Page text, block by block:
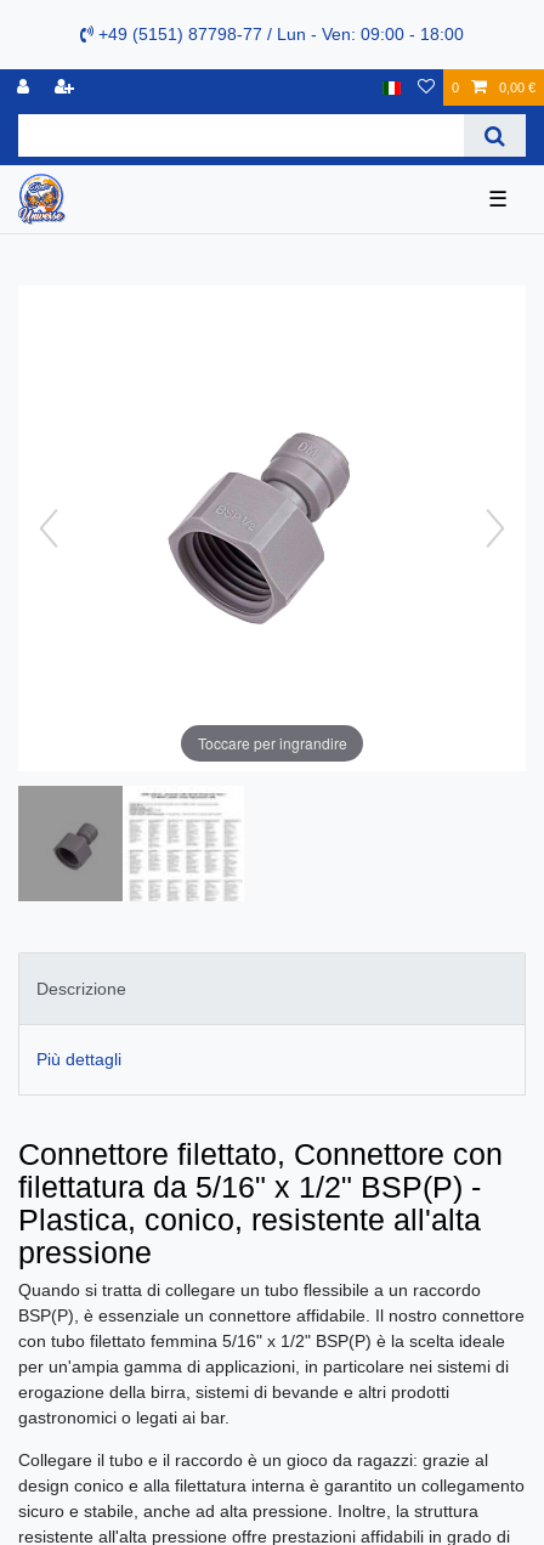
+49 (5151) 87798-77 / Lun - Ven: 09:00 - 18:00
0 0,00 €
☰
Toccare per ingrandire
Descrizione
Più dettagli
Connettore filettato, Connettore con
filettatura da 5/16" x 1/2" BSP(P) -
Plastica, conico, resistente all'alta
pressione
Quando si tratta di collegare un tubo flessibile a un raccordo
BSP(P), è essenziale un connettore affidabile. Il nostro connettore
con tubo filettato femmina 5/16" x 1/2" BSP(P) è la scelta ideale
per un'ampia gamma di applicazioni, in particolare nei sistemi di
erogazione della birra, sistemi di bevande e altri prodotti
gastronomici o legati ai bar.
Collegare il tubo e il raccordo è un gioco da ragazzi: grazie al
design conico e alla filettatura interna è garantito un collegamento
sicuro e stabile, anche ad alta pressione. Inoltre, la struttura
resistente all'alta pressione offre prestazioni affidabili in grado di